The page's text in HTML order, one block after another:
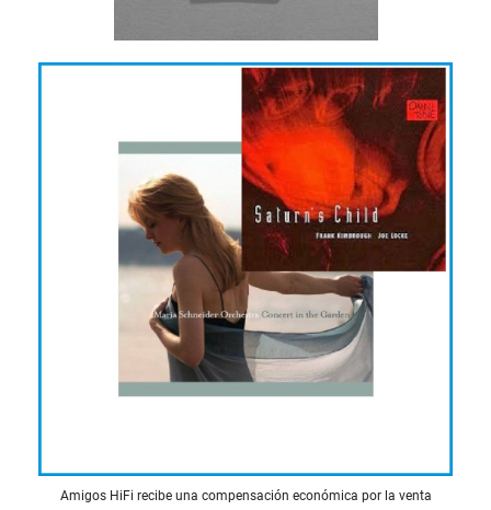
Amigos HiFi recibe una compensación económica por la venta